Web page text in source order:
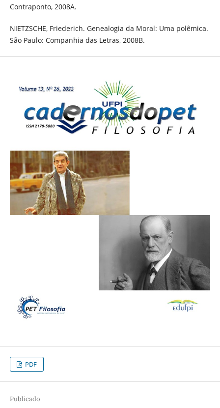
Contraponto, 2008A.
NIETZSCHE, Friederich. Genealogia da Moral: Uma polêmica.
São Paulo: Companhia das Letras, 2008B.
PDF
Publicado